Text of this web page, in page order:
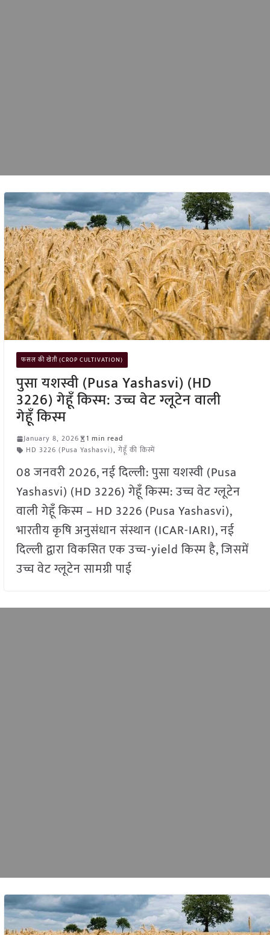
फसल की खेती (CROP CULTIVATION)
पुसा यशस्वी (Pusa Yashasvi) (HD
3226) गेहूँ किस्म: उच्च वेट ग्लूटेन वाली
गेहूँ किस्म
January 8, 2026
1 min read
HD 3226 (Pusa Yashasvi), गेहूँ की किस्में
08 जनवरी 2026, नई दिल्ली: पुसा यशस्वी (Pusa
Yashasvi) (HD 3226) गेहूँ किस्म: उच्च वेट ग्लूटेन
वाली गेहूँ किस्म – HD 3226 (Pusa Yashasvi),
भारतीय कृषि अनुसंधान संस्थान (ICAR-IARI), नई
दिल्ली द्वारा विकसित एक उच्च-yield किस्म है, जिसमें
उच्च वेट ग्लूटेन सामग्री पाई